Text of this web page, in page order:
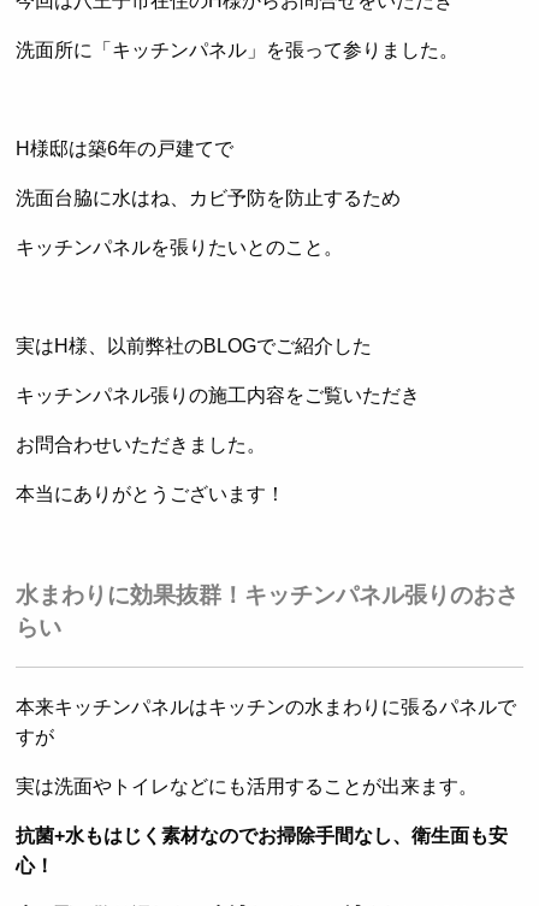
洗面所に「キッチンパネル」を張って参りました。
H様邸は築6年の戸建てで
洗面台脇に水はね、カビ予防を防止するため
キッチンパネルを張りたいとのこと。
実はH様、以前弊社のBLOGでご紹介した
キッチンパネル張りの施工内容をご覧いただき
お問合わせいただきました。
本当にありがとうございます！
水まわりに効果抜群！キッチンパネル張りのおさ
らい
本来キッチンパネルはキッチンの水まわりに張るパネルで
すが
実は洗面やトイレなどにも活用することが出来ます。
抗菌+水もはじく素材なのでお掃除手間なし、衛生面も安
心！